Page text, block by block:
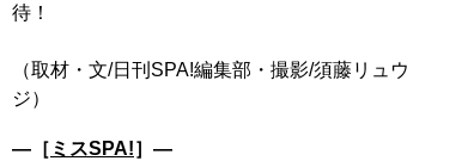
待！
（取材・文/日刊SPA!編集部・撮影/須藤リュウ
―［ ミスSPA!］―